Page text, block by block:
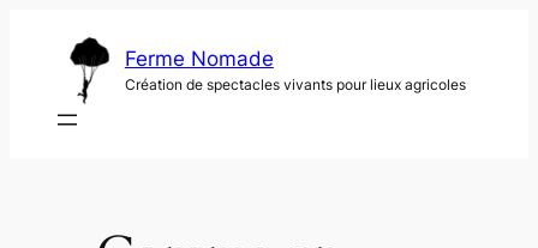
contenu
Ferme Nomade
Création de spectacles vivants pour lieux agricoles